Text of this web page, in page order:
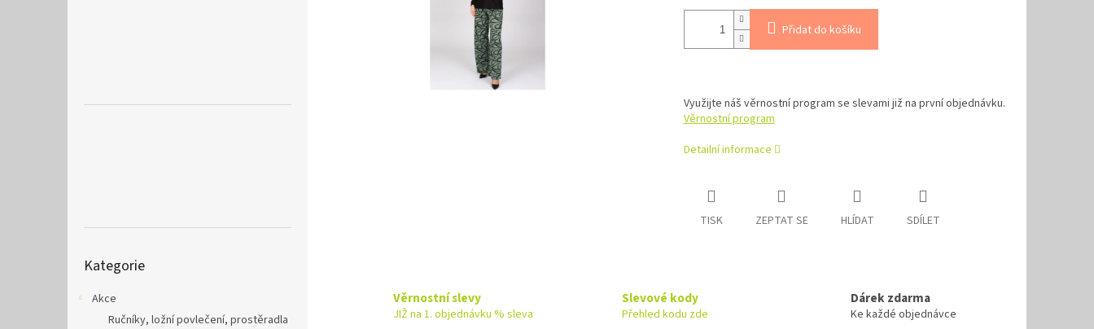
kategorie
Kategorie
Akce
Ručníky, ložní povlečení, prostěradla
Přidat do košíku
Využijte náš věrnostní program se slevami již na první objednávku.
Věrnostní program
Detailní informace
TISK ZEPTAT SE HLÍDAT SDÍLET
Věrnostní slevy
JIŽ na 1. objednávku % sleva
Slevové kody
Přehled kodu zde
Dárek zdarma
Ke každé objednávce